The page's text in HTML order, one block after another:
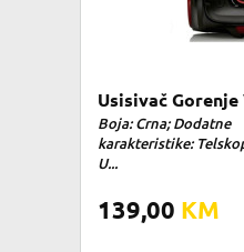
Usisivač Gorenje
Boja: Crna; Dodatne
karakteristike:
U...
139,00 KM